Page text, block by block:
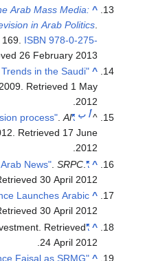
(2004).The Arab Mass Media:
and Television in Arab
Group. p. 169.ISBN
6. Retrieved26 February
Ownership Trends in the Saudi
. 11 May 2009. Retrieved
.
16 June 2012. Retrieved
.SRPC
Retrieved30 April
.
"Saudi Prince Launches Arabic
.Luxist. Retrieved30 April
. Jadwa Investment . Retrieved
24 April
.
Prince Faisal as SRMG